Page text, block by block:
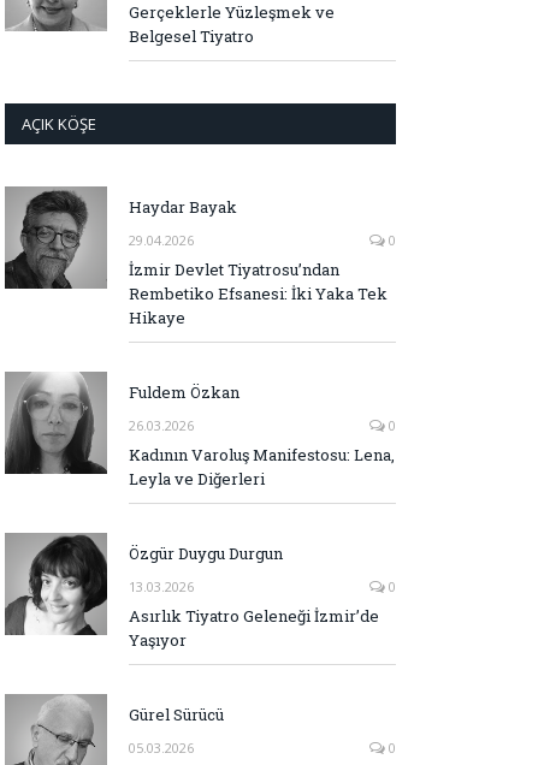
Gerçeklerle Yüzleşmek ve
Belgesel Tiyatro
AÇIK KÖŞE
Haydar Bayak
29.04.2026 0
İzmir Devlet Tiyatrosu’ndan
Rembetiko Efsanesi: İki Yaka Tek
Hikaye
Fuldem Özkan
26.03.2026 0
Kadının Varoluş Manifestosu: Lena,
Leyla ve Diğerleri
Özgür Duygu Durgun
13.03.2026 0
Asırlık Tiyatro Geleneği İzmir’de
Yaşıyor
Gürel Sürücü
05.03.2026 0